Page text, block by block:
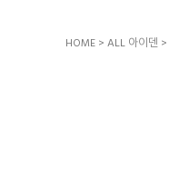
HOME > ALL 아이덴 >